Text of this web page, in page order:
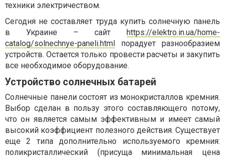
техники электричеством.
Сегодня не составляет труда купить солнечную панель
в Украине – сайт https://elektro.in.ua/home-
catalog/solnechnye-paneli.html порадует разнообразием
устройств. Остается только провести расчеты и закупить
все необходимое оборудование.
Устройство солнечных батарей
Солнечные панели состоят из монокристаллов кремния.
Выбор сделан в пользу этого составляющего потому,
что он является самым эффективным и имеет самый
высокий коэффициент полезного действия. Существует
еще 2 типа дополнительно используемого кремния:
поликристаллический (присуща минимальная цена